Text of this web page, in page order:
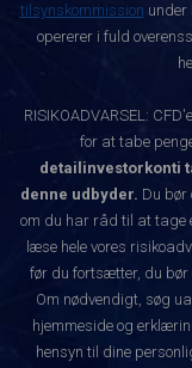
tilsynskommission under
opererer i fuld
RISIKOADVARSEL:
for at tabe
detailinvestorkonti
denne udbyder. Du bør
om du har råd til at tage
læse hele vores
før du fortsætter, du
Om nødvendigt, søg
hjemmeside og
hensyn til dine